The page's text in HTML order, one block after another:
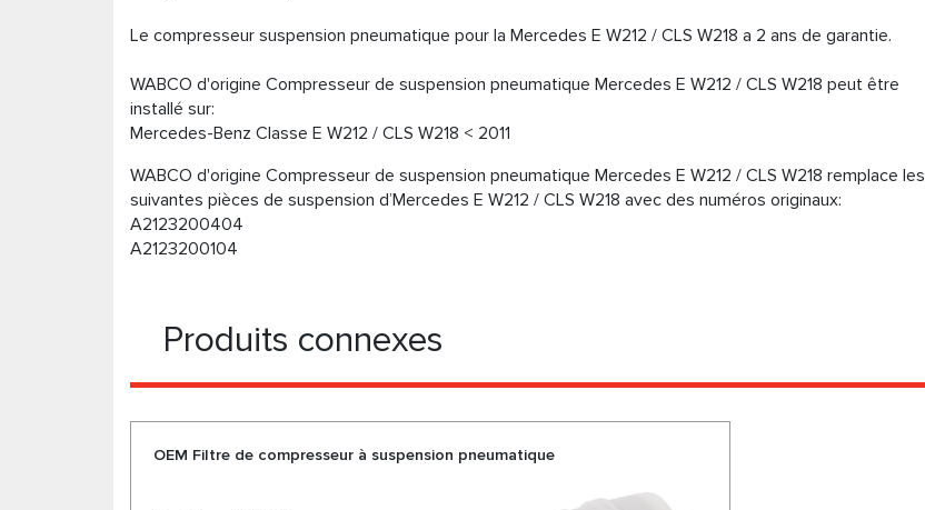
Le compresseur suspension pneumatique pour la Mercedes E W212 / CLS W218 a 2 ans de garantie.
WABCO d'origine Compresseur de suspension pneumatique Mercedes E W212 / CLS W218 peut être
installé sur:
Mercedes-Benz Classe E W212 / CLS W218 < 2011
WABCO d'origine Compresseur de suspension pneumatique Mercedes E W212 / CLS W218 remplace les
suivantes pièces de suspension d’Mercedes E W212 / CLS W218 avec des numéros originaux:
A2123200404
A2123200104
Produits connexes
OEM Filtre de compresseur à suspension pneumatique